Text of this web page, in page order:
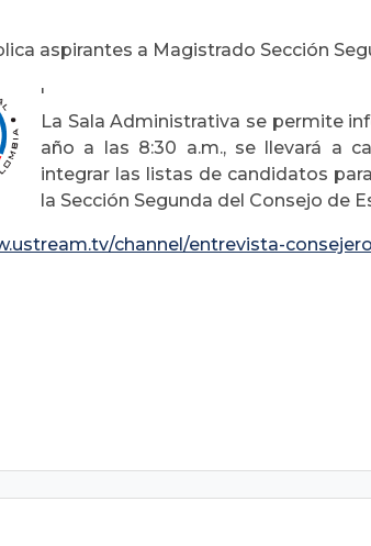
aspirantes a Magistrado Sección
'
La Sala Administrativa se permite
año a las 8:30 a.m., se llevará a
integrar las listas de candidatos
la Sección Segunda del Consejo de
channel/entrevista-consejero